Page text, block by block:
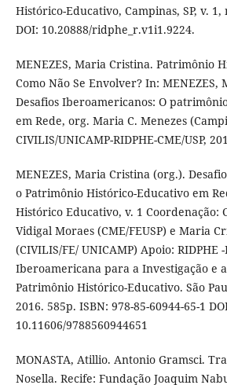
Histórico-Educativo, Campinas, SP, v. 1,
DOI: 10.20888/ridphe_r.v1i1.9224.
MENEZES, Maria Cristina. Patrimônio
Como Não Se Envolver? In:
Desafios Iberoamericanos: O
em Rede, org. Maria C. Menezes
CIVILIS/UNICAMP-RIDPHE-CME/USP,
MENEZES, Maria Cristina (org.).
o Patrimônio Histórico-Educativo em
Histórico Educativo, v. 1 Coordenação:
Vidigal Moraes (CME/FEUSP) e Maria
(CIVILIS/FE/ UNICAMP) Apoio: RIDPHE -
Iberoamericana para a Investigação e
Patrimônio Histórico-Educativo. São
2016. 585p. ISBN: 978-85-60944-65-1
10.11606/9788560944651
MONASTA, Atillio. Antonio Gramsci.
Nosella. Recife: Fundação Joaquim